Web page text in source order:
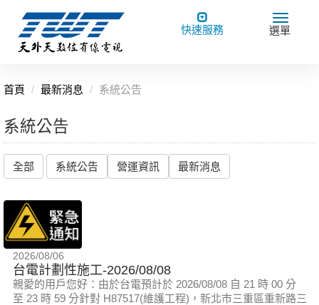
Toggle
navigation
快速服務
Toggle
選單
首頁 最新消息 系統公告
系統公告
全部 系統公告 營運資訊 最新消息
2026/08/06
台電計劃性施工-2026/08/08
親愛的用戶您好：由於台電預計於 2026/08/08 自 21 時 00 分
至 23 時 59 分針對 H87517(維護工程)，新北市三重區重新路三